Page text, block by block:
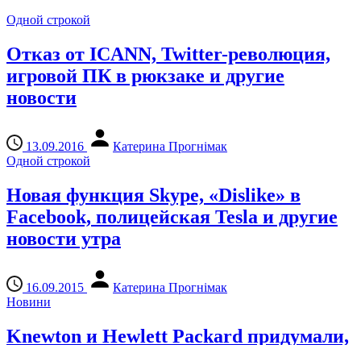
Одной строкой
Отказ от ICANN, Twitter-революция,
игровой ПК в рюкзаке и другие
новости
13.09.2016
Катерина Прогнімак
Одной строкой
Новая функция Skype, «Dislike» в
Facebook, полицейская Tesla и другие
новости утра
16.09.2015
Катерина Прогнімак
Новини
Knewton и Hewlett Packard придумали,